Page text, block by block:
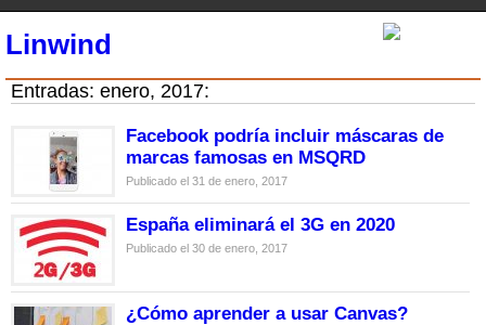
Linwind
Entradas: enero, 2017:
Facebook podría incluir máscaras de
marcas famosas en MSQRD
Publicado el 31 de enero, 2017
España eliminará el 3G en 2020
Publicado el 30 de enero, 2017
¿Cómo aprender a usar Canvas?